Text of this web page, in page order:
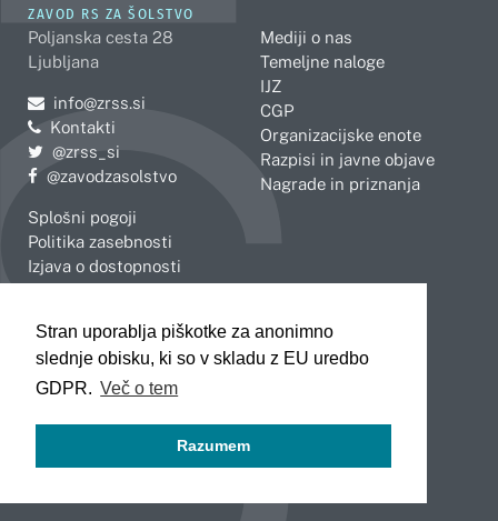
Stran uporablja piškotke za anonimno
slednje obisku, ki so v skladu z EU uredbo
GDPR. Več o tem
Razumem
ZAVOD RS ZA ŠOLSTVO
Poljanska cesta 28
Ljubljana
Pošljite e-mail na
info@zrss.si
Kontakti
Pojdite na Twitter:
@zrss_si
Pojdite na Facebook:
@zavodzasolstvo
Splošni pogoji
Politika zasebnosti
Izjava o dostopnosti
Mediji o nas
Temeljne naloge
IJZ
CGP
Organizacijske enote
Razpisi in javne objave
Nagrade in priznanja
Celje
Koper
Kranj
Novo mesto
Slovenj Gradec